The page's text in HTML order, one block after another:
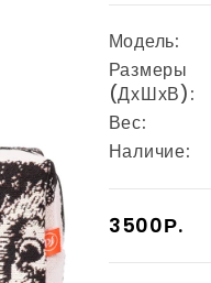
Модель:
Размеры
(ДхШхВ):
Вес:
Наличие:
3500Р.